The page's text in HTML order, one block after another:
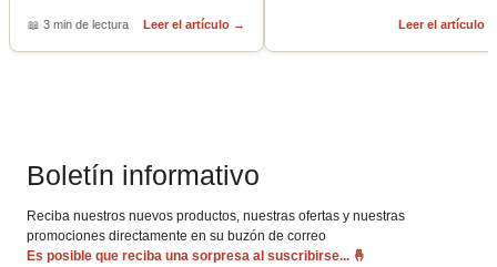
📖 3 min de lectura Leer el artículo → Leer el artículo
Boletín informativo
Reciba nuestros nuevos productos, nuestras ofertas y nuestras
promociones directamente en su buzón de correo
Es posible que reciba una sorpresa al suscribirse... 🤞